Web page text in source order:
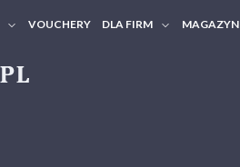
VOUCHERY DLA FIRM MAGAZYN